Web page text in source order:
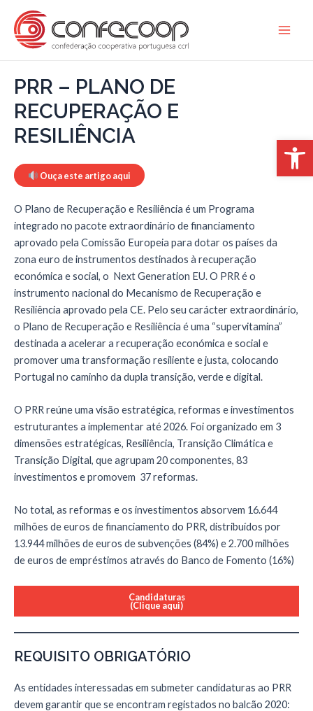
content
PRR – PLANO DE
RECUPERAÇÃO E
RESILIÊNCIA
Ouça este artigo aqui
O Plano de Recuperação e Resiliência é um Programa
integrado no pacote extraordinário de financiamento
aprovado pela Comissão Europeia para dotar os países da
zona euro de instrumentos destinados à recuperação
económica e social, o Next Generation EU. O PRR é o
instrumento nacional do Mecanismo de Recuperação e
Resiliência aprovado pela CE. Pelo seu carácter extraordinário,
o Plano de Recuperação e Resiliência é uma “supervitamina”
destinada a acelerar a recuperação económica e social e
promover uma transformação resiliente e justa, colocando
Portugal no caminho da dupla transição, verde e digital.
O PRR reúne uma visão estratégica, reformas e investimentos
estruturantes a implementar até 2026. Foi organizado em 3
dimensões estratégicas, Resiliência, Transição Climática e
Transição Digital, que agrupam 20 componentes, 83
investimentos e promovem 37 reformas.
No total, as reformas e os investimentos absorvem 16.644
milhões de euros de financiamento do PRR, distribuídos por
13.944 milhões de euros de subvenções (84%) e 2.700 milhões
de euros de empréstimos através do Banco de Fomento (16%)
Candidaturas
(Clique aqui)
REQUISITO OBRIGATÓRIO
As entidades interessadas em submeter candidaturas ao PRR
devem garantir que se encontram registados no balcão 2020: